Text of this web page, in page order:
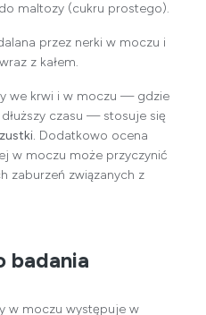
maltozy (cukru prostego).
przez nerki w moczu i
z kałem.
we krwi i w moczu — gdzie
czasu — stosuje się
Dodatkowo ocena
w moczu może przyczynić
zaburzeń związanych z
badania
w moczu występuje w